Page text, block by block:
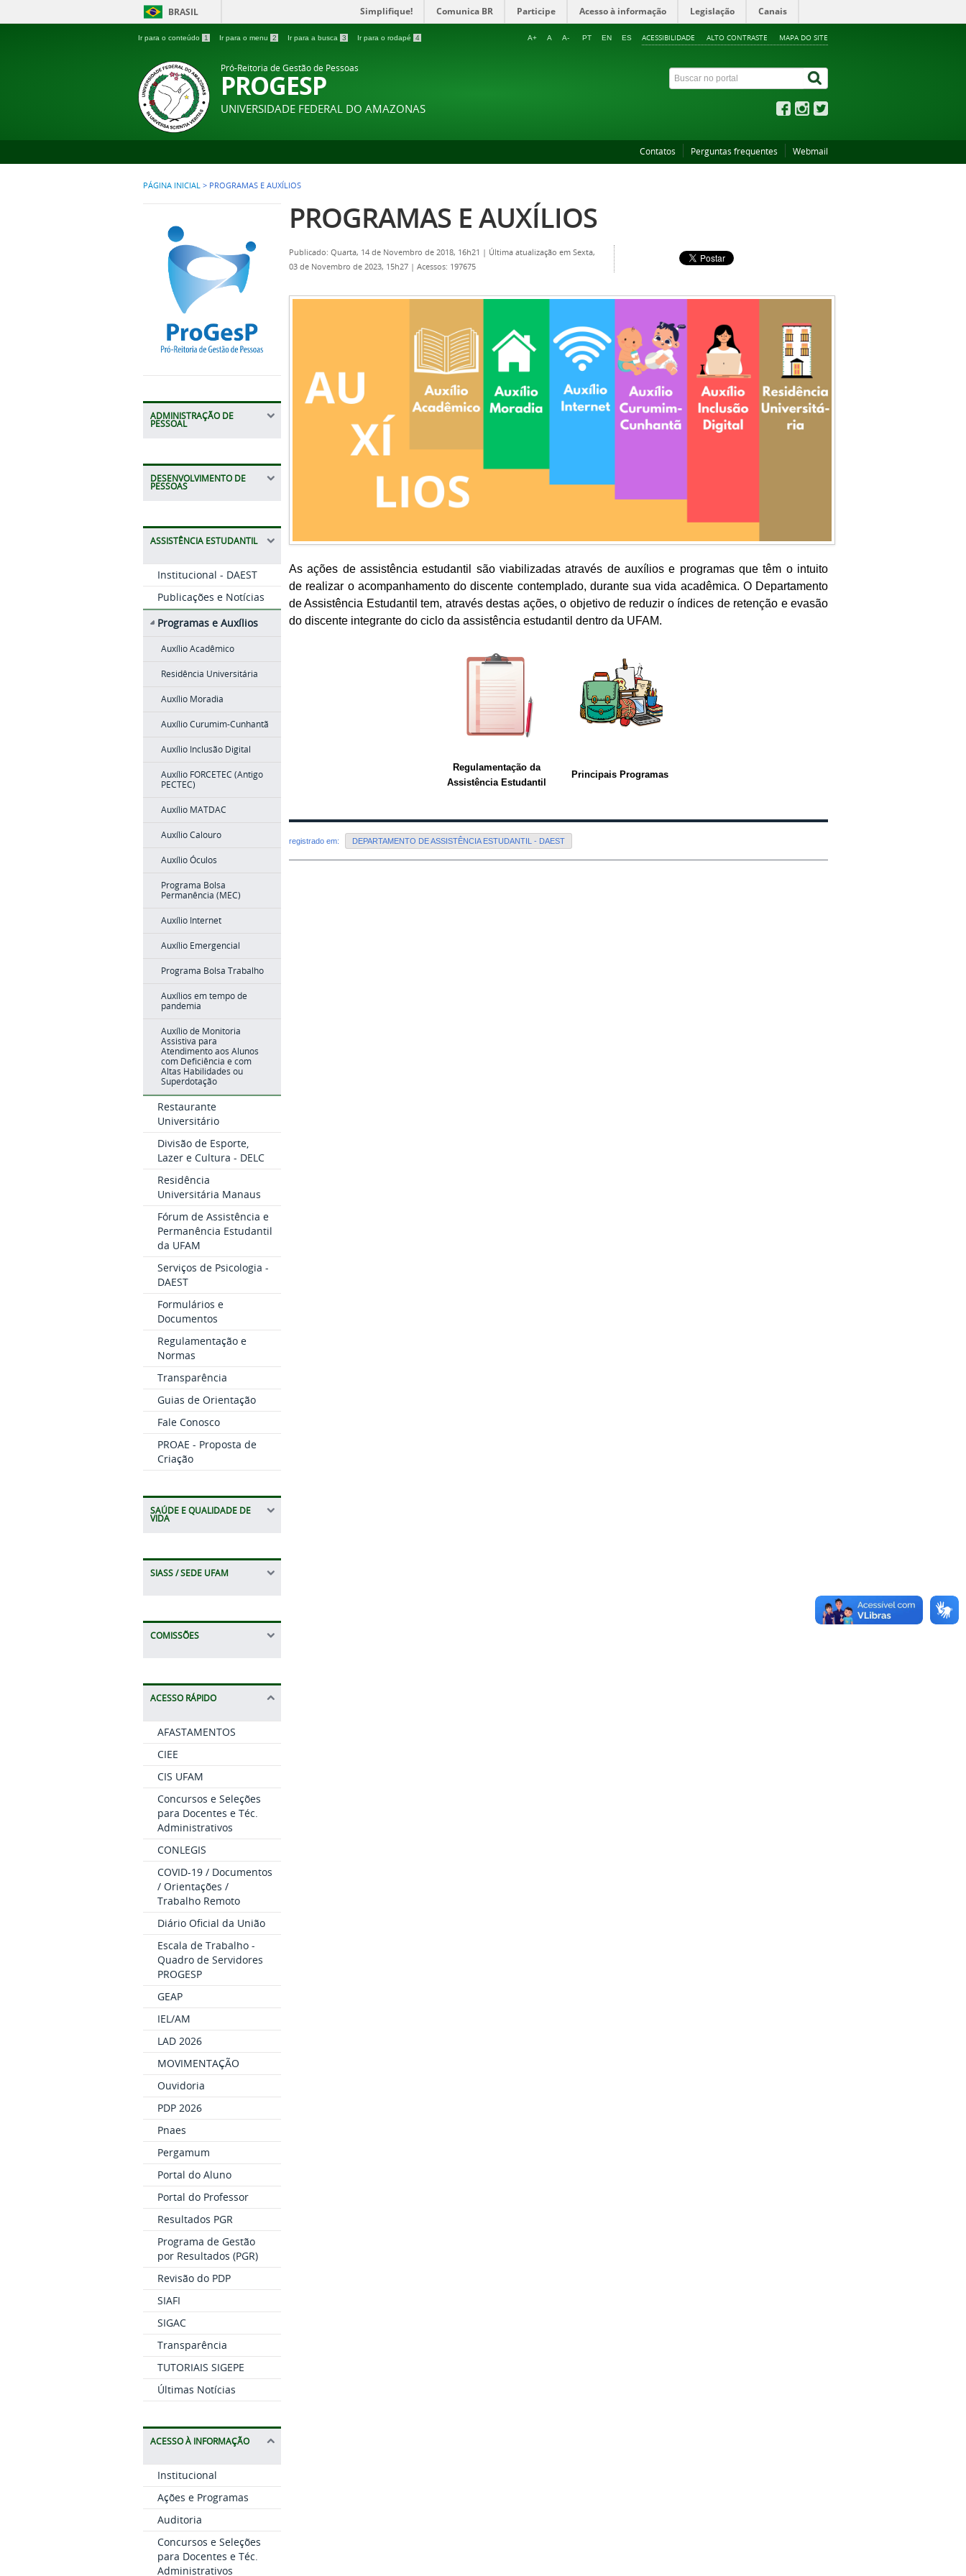
BRASIL Simplifique! Comunica BR Participe Acesso à informação Legislação Canais
Ir para o conteúdo 1 Ir para o menu 2 Ir para a busca 3 Ir para o rodapé 4 ACESSIBILIDADE ALTO CONTRASTE MAPA DO SITE
A+ A A- PT EN ES
Pró-Reitoria de Gestão de Pessoas
PROGESP
UNIVERSIDADE FEDERAL DO AMAZONAS
Contatos Perguntas frequentes Webmail
PÁGINA INICIAL > PROGRAMAS E AUXÍLIOS
ADMINISTRAÇÃO DE
PESSOAL
DESENVOLVIMENTO DE
PESSOAS
ASSISTÊNCIA ESTUDANTIL
Institucional - DAEST
Publicações e Notícias
Programas e Auxílios
Auxílio Acadêmico
Residência Universitária
Auxílio Moradia
Auxílio Curumim-Cunhantã
Auxílio Inclusão Digital
Auxílio FORCETEC (Antigo
PECTEC)
Auxílio MATDAC
Auxílio Calouro
Auxílio Óculos
Programa Bolsa
Permanência (MEC)
Auxílio Internet
Auxílio Emergencial
Programa Bolsa Trabalho
Auxílios em tempo de
pandemia
Auxílio de Monitoria
Assistiva para
Atendimento aos Alunos
com Deficiência e com
Altas Habilidades ou
Superdotação
Restaurante
Universitário
Divisão de Esporte,
Lazer e Cultura - DELC
Residência
Universitária Manaus
Fórum de Assistência e
Permanência Estudantil
da UFAM
Serviços de Psicologia -
DAEST
Formulários e
Documentos
Regulamentação e
Normas
Transparência
Guias de Orientação
Fale Conosco
PROAE - Proposta de
Criação
SAÚDE E QUALIDADE DE
VIDA
SIASS / SEDE UFAM
COMISSÕES
ACESSO RÁPIDO
AFASTAMENTOS
CIEE
CIS UFAM
Concursos e Seleções
para Docentes e Téc.
Administrativos
CONLEGIS
COVID-19 / Documentos
/ Orientações /
Trabalho Remoto
Diário Oficial da União
Escala de Trabalho -
Quadro de Servidores
PROGESP
GEAP
IEL/AM
LAD 2026
MOVIMENTAÇÃO
Ouvidoria
PDP 2026
Pnaes
Pergamum
Portal do Aluno
Portal do Professor
Resultados PGR
Programa de Gestão
por Resultados (PGR)
Revisão do PDP
SIAFI
SIGAC
Transparência
TUTORIAIS SIGEPE
Últimas Notícias
ACESSO À INFORMAÇÃO
Institucional
Ações e Programas
Auditoria
Concursos e Seleções
para Docentes e Téc.
Administrativos
PROGRAMAS E AUXÍLIOS
Publicado: Quarta, 14 de Novembro de 2018, 16h21 | Última atualização em Sexta,
03 de Novembro de 2023, 15h27 | Acessos: 197675
As ações de assistência estudantil são viabilizadas através de auxílios e programas que têm o intuito
de realizar o acompanhamento do discente contemplado, durante sua vida acadêmica. O Departamento
de Assistência Estudantil tem, através destas ações, o objetivo de reduzir o índices de retenção e evasão
do discente integrante do ciclo da assistência estudantil dentro da UFAM.
Regulamentação da
Assistência Estudantil
Principais Programas
registrado em: DEPARTAMENTO DE ASSISTÊNCIA ESTUDANTIL - DAEST